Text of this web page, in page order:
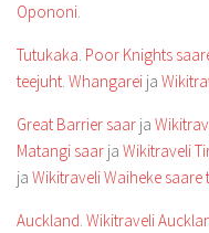
Opononi.
Tutukaka. Poor Knights
teejuht. Whangarei ja
Great Barrier saar ja
Matangi saar ja Wikitraveli
ja Wikitraveli Waiheke saare
Auckland. Wikitraveli